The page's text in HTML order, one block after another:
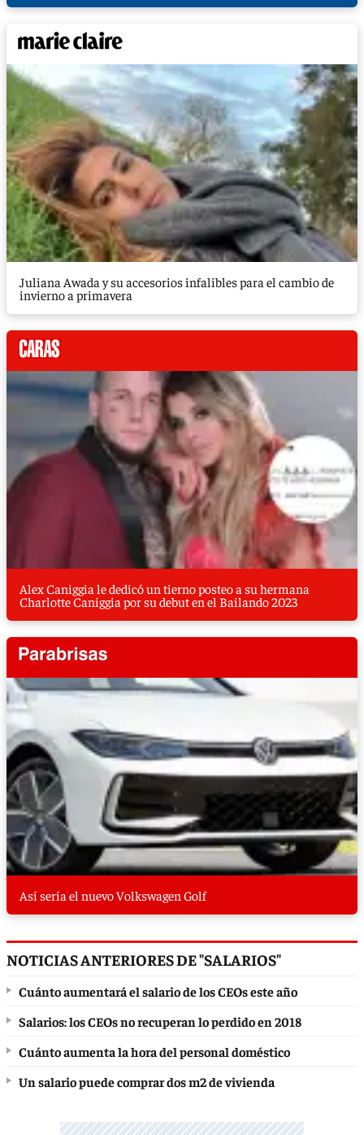
Juliana Awada y su accesorios infalibles para el cambio de
invierno a primavera
Alex Caniggia le dedicó un tierno posteo a su hermana
Charlotte Caniggia por su debut en el Bailando 2023
Así sería el nuevo Volkswagen Golf
NOTICIAS ANTERIORES DE "SALARIOS"
Cuánto aumentará el salario de los CEOs este año
Salarios: los CEOs no recuperan lo perdido en 2018
Cuánto aumenta la hora del personal doméstico
Un salario puede comprar dos m2 de vivienda